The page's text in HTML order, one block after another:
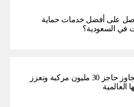
على أفضل خدمات حماية
في السعودية؟
GAC تتجاوز حاجز 30 مليون مركبة وتعزز
العالمية